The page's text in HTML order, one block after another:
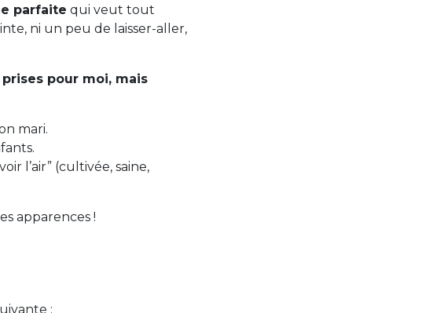
parfaite qui veut tout
ni un peu de laisser-aller,
pour moi, mais
mari.
l’air” (cultivée, saine,
apparences !
: